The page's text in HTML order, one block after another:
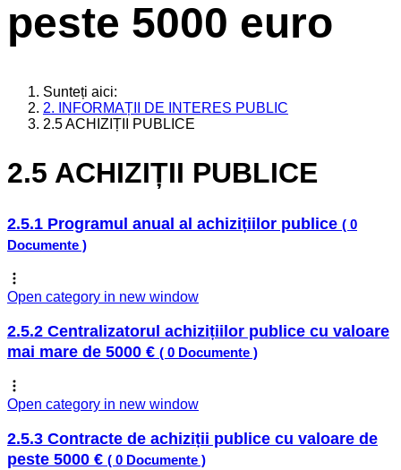
peste 5000 euro
Sunteți aici:
2. INFORMAȚII DE INTERES PUBLIC
2.5 ACHIZIȚII PUBLICE
2.5 ACHIZIȚII PUBLICE
2.5.1 Programul anual al achizițiilor publice ( 0
Documente )
Open category in new window
2.5.2 Centralizatorul achizițiilor publice cu valoare
mai mare de 5000 € ( 0 Documente )
Open category in new window
2.5.3 Contracte de achiziții publice cu valoare de
peste 5000 € ( 0 Documente )